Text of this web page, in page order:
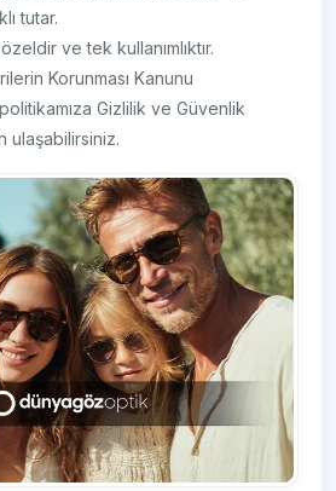
tutar.
ve tek kullanımlıktır.
Korunması Kanunu
Gizlilik ve Güvenlik
ulaşabilirsiniz.